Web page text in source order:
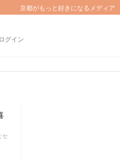
京都がもっと好きになるメディア
ログイン
セ